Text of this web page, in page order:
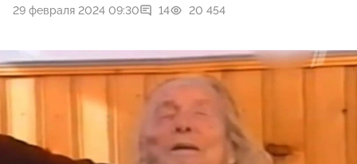
29 февраля 2024 09:30 14 20 454